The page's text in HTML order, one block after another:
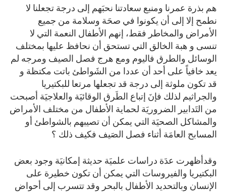
هم بذرة عمرنا ومنبع سعادتنا نحبَهم إلى درجة تجعلنا لا
نطمح إلا إلى أن يكونوا في صحَة وسلامة من جميع
الأمراض والمخاطر فقط، إنهم الأطفال النعمة التي لا
تنسى و هبة الخالق التي تستحق أن نحافظ عليها بمختلف
الوسائل والطرق فاليوم ومع هرج فصل الصيف ومرجه لم
يعد خافياً على أحد أن عددا من الشَواطئ باتت مكتظة و
قد تكون ملوثة إلى درجة قد تجعلها مرتعا للبكتيريا
والجراثيم لذلك فإنَ إتباع الطَرق الوقائيَة والعلاجيَة أصبحت
من التَدابير الضروريَة لحماية الأطفال من مختلف الأمراض
والمشاكل الصحيَة التي يمكن أن تصيبهم بالشواطئ أو
المسابح العامَة أثناء فصل الصَيف فكيف ذلك ؟
وقدأظهرت عدَة دراسات علميَة حديثة إمكانيَة وجود بعض
البكتيريا والفيروسات التي يمكن أن تكون خطيرة على
الإنسان وبالتحديد الأطفال بالبحر وقد تتسرب إلى أحواض